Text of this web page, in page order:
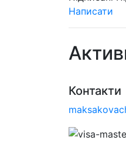
Написати
Контакти